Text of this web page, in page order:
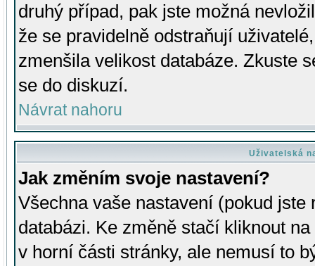
druhý případ, pak jste možná
že se pravidelně odstraňují
zmenšila velikost databáze. Zkuste
se do diskuzí.
Návrat nahoru
Uživatelská
Jak změním svoje nastavení?
Všechna vaše nastavení (pokud
databázi. Ke změně stačí kliknout
v horní části stránky, ale nemusí to